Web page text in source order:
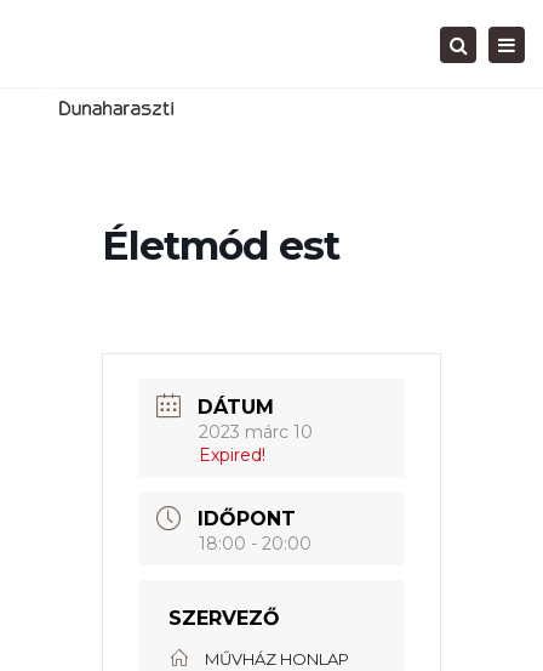
Search
Életmód est
DÁTUM
2023 márc 10
Expired!
IDŐPONT
18:00 - 20:00
SZERVEZŐ
MŰVHÁZ HONLAP